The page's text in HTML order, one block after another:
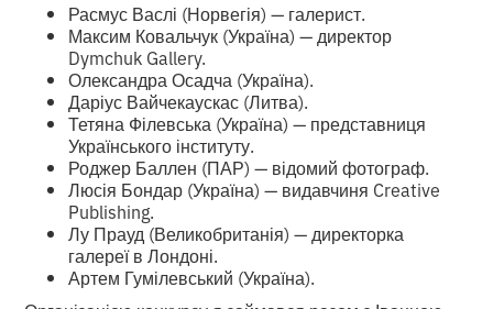
Расмус Васлі (Норвегія) — галерист.
Максим Ковальчук (Україна) — директор
Dymchuk Gallery.
Олександра Осадча (Україна).
Даріус Вайчекаускас (Литва).
Тетяна Філевська (Україна) — представниця
Українського інституту.
Роджер Баллен (ПАР) — відомий фотограф.
Люсія Бондар (Україна) — видавчиня Creative
Publishing.
Лу Прауд (Великобританія) — директорка
галереї в Лондоні.
Артем Гумілевський (Україна).